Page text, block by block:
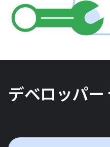
デベロッパー